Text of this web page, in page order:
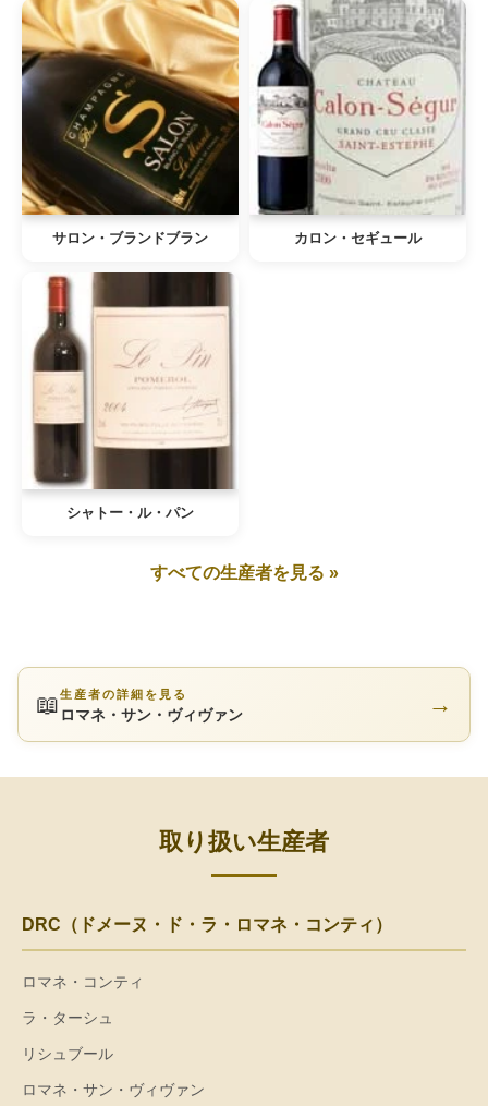
サロン・ブランドブラン カロン・セギュール
シャトー・ル・パン
すべての生産者を見る »
📖生産者の詳細を見る
ロマネ・サン・ヴィヴァン →
取り扱い生産者
DRC（ドメーヌ・ド・ラ・ロマネ・コンティ）
ロマネ・コンティ
ラ・ターシュ
リシュブール
ロマネ・サン・ヴィヴァン